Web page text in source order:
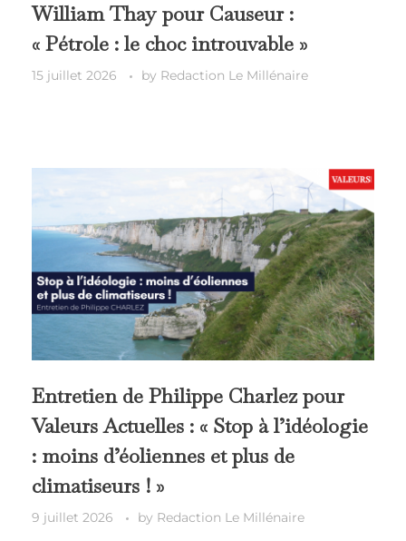
William Thay pour Causeur :
« Pétrole : le choc introuvable »
15 juillet 2026 by Redaction Le Millénaire
Entretien de Philippe Charlez pour
Valeurs Actuelles : « Stop à l’idéologie
: moins d’éoliennes et plus de
climatiseurs ! »
9 juillet 2026 by Redaction Le Millénaire